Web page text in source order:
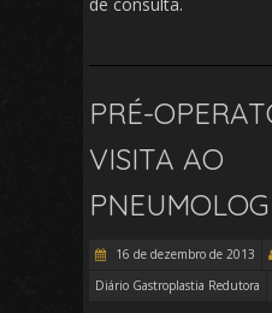
PRÉ-
VISITA AO
16 de dezembro de 2013
Diário Gastroplastia Redutora